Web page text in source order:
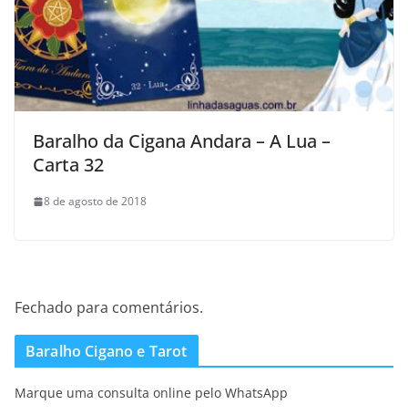
Baralho da Cigana Andara – A Lua –
Carta 32
8 de agosto de 2018
Fechado para comentários.
Baralho Cigano e Tarot
Marque uma consulta online pelo WhatsApp